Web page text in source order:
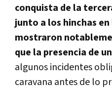
conquista de la
junto a los hinchas en
mostraron
que la presencia de
algunos incidentes
caravana antes de lo